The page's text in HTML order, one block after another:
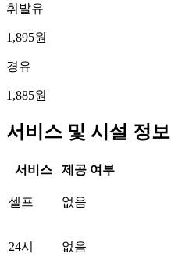
휘발유
1,895원
경유
1,885원
서비스 및 시설 정보
서비스 제공 여부
셀프 없음
24시 없음